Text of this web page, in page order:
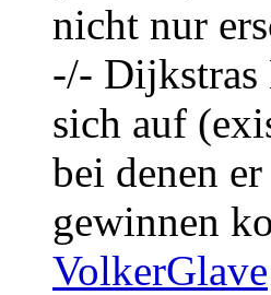
nicht nur
-/- Dijkstras
sich auf
bei denen
gewinnen
VolkerGlave